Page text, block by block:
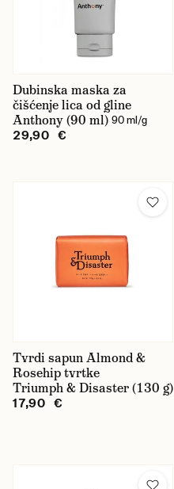
Dubinska maska za
čišćenje lica od gline
Anthony (90 ml) 90 ml/g
29,90 €
Tvrdi sapun Almond &
Rosehip tvrtke
Triumph & Disaster (130 g)
17,90 €